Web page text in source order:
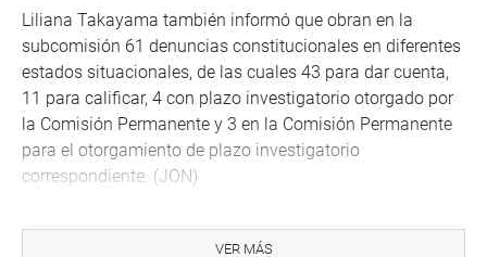
Liliana Takayama también informó que obran en la
subcomisión 61 denuncias constitucionales en diferentes
estados situacionales, de las cuales 43 para dar cuenta,
11 para calificar, 4 con plazo investigatorio otorgado por
la Comisión Permanente y 3 en la Comisión Permanente
para el otorgamiento de plazo investigatorio
correspondiente. (JON)
VER MÁS